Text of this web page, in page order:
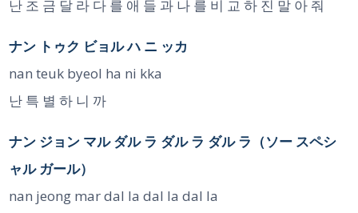
난 조 금 달 라 다 를 애 들 과 나 를 비 교 하 진 말 아 줘
ナン トゥク ビョル ハ ニ ッカ
nan teuk byeol ha ni kka
난 특 별 하 니 까
ナン ジョン マル ダル ラ ダル ラ ダル ラ（ソー スペシ
ャル ガール）
nan jeong mar dal la dal la dal la